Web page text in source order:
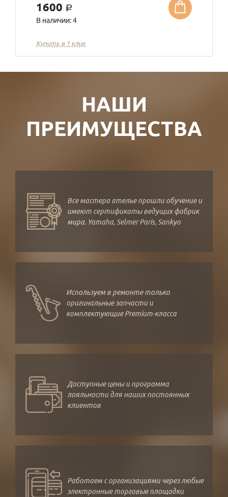
1600 a
В наличии: 4
Купить в 1 клик
НАШИ
ПРЕИМУЩЕСТВА
Все мастера ателье прошли обучение и
имеют сертификаты ведущих фабрик
мира. Yamaha, Selmer Paris, Sankyo
Используем в ремонте только
оригинальные запчасти и
комплектующие Premium-класса
Доступные цены и программа
лояльности для наших постоянных
клиентов
Работаем с организациями через любые
электронные торговые площадки